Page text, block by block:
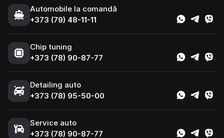
Automobile la comandă
+373 (79) 48-11-11
Chip tuning
+373 (78) 90-87-77
Detailing auto
+373 (78) 95-50-00
Service auto
+373 (78) 90-87-77